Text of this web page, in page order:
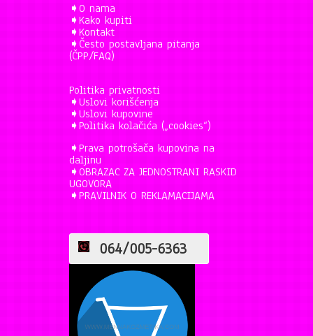
➧O nama
➧Kako kupiti
➧Kontakt
➧Često postavljana pitanja
(ČPP/FAQ)
Politika privatnosti
➧Uslovi korišćenja
➧Uslovi kupovine
➧Politika kolačića („cookies“)
➧Prava potrošača kupovina na
daljinu
➧OBRAZAC ZA JEDNOSTRANI RASKID
UGOVORA
➧PRAVILNIK O REKLAMACIJAMA
064/005-6363